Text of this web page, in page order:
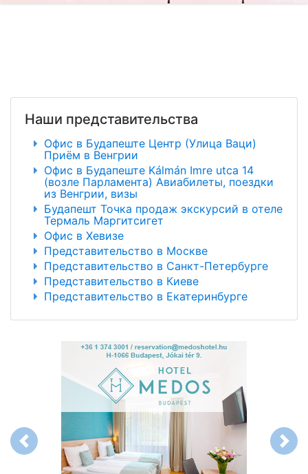
Наши представительства
Офис в Будапеште Центр (Улица Ваци)
Приём в Венгрии
Офис в Будапеште Kálmán Imre utca 14
(возле Парламента) Авиабилеты, поездки
из Венгрии, визы
Будапешт Точка продаж экскурсий в отеле
Термаль Маргитсигет
Офис в Хевизе
Представительство в Москве
Представительство в Санкт-Петербурге
Представительство в Киеве
Представительство в Екатеринбурге
Previous Next